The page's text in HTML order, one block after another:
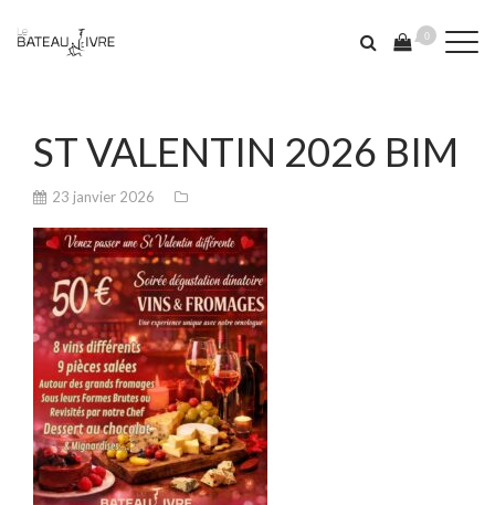
0
ST VALENTIN 2026 BIM
23 janvier 2026